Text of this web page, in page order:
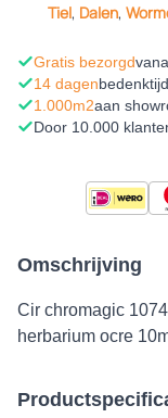
Tiel, Dalen,
Gratis bezorgd
14 dagenbedenktijd
1.000m2aan
Door 10.000
Omschrijving
Cir chromagic
herbarium ocre